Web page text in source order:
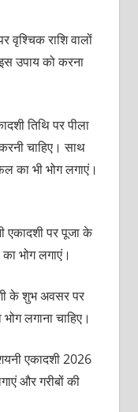
वृश्चिक राशि वालों
उपाय को करना
तिथि पर पीला
चाहिए। साथ
का भी भोग लगाएं।
एकादशी पर पूजा के
भोग लगाएं।
के शुभ अवसर पर
लगाना चाहिए।
एकादशी 2026
और गरीबों की